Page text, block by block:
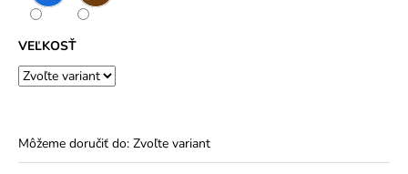
VEĽKOSŤ
Môžeme doručiť do: Zvoľte variant
O
o
r